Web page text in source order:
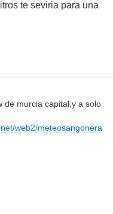
te seviria para una
de murcia capital,y a solo
web2/meteosangonera